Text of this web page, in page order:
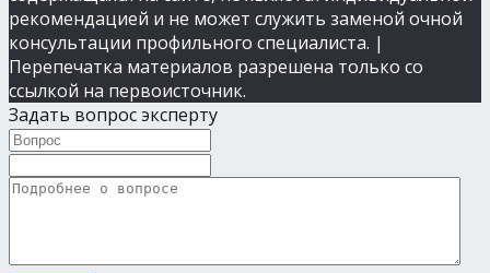
рекомендацией и не может служить заменой очной
консультации профильного специалиста. |
Перепечатка материалов разрешена только со
ссылкой на первоисточник.
Задать вопрос эксперту